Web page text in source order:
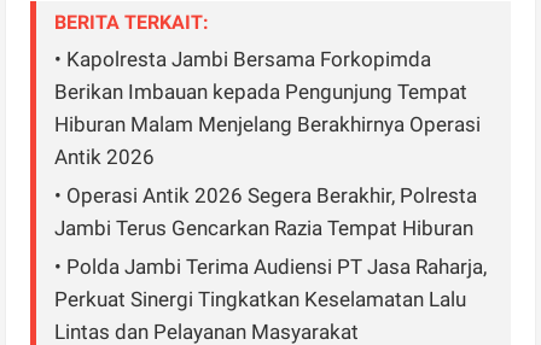
BERITA TERKAIT:
• Kapolresta Jambi Bersama Forkopimda
Berikan Imbauan kepada Pengunjung Tempat
Hiburan Malam Menjelang Berakhirnya Operasi
Antik 2026
• Operasi Antik 2026 Segera Berakhir, Polresta
Jambi Terus Gencarkan Razia Tempat Hiburan
• Polda Jambi Terima Audiensi PT Jasa Raharja,
Perkuat Sinergi Tingkatkan Keselamatan Lalu
Lintas dan Pelayanan Masyarakat